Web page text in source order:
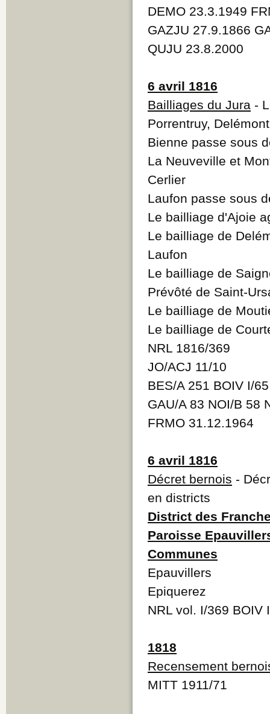
DEMO 23.3.1949
GAZJU 27.9.1866
QUJU 23.8.2000
6 avril 1816
Bailliages du Jura -
Porrentruy,
Bienne passe sous
La Neuveville et
Cerlier
Laufon passe sous
Le bailliage d'Ajoie
Le bailliage de
Laufon
Le bailliage de
Prévôté de Saint-
Le bailliage de
Le bailliage de
NRL 1816/369
JO/ACJ 11/10
BES/A 251 BOIV I/
GAU/A 83 NOI/B 58
FRMO 31.12.1964
6 avril 1816
Décret bernois -
en districts
District des
Paroisse
Communes
Epauvillers
Epiquerez
NRL vol. I/369 BOIV
1818
Recensement
MITT 1911/71